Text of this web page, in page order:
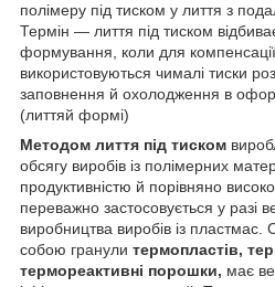
полімеру під тиском у лиття з
Термін — лиття під тиском
формування, коли для компенсації
використовуються чималі тиски
заповнення й охолодження в
(литтяй формі)
Методом лиття під тиском
обсягу виробів із полімерних
продуктивністю й порівняно
переважно застосовується у разі
виробництва виробів із
собою гранули термопластів,
термореактивні порошки, має